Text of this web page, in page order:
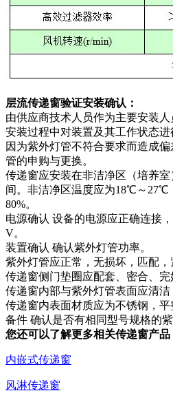
层流传递窗验证安装确认：
由供应商技术人员作为主要安装人
安装过程中对装置及其工作状态
因为紫外灯管不符合要求而造成
管的申购与更换。
传递窗应安装在非洁净区（培养
间。非洁净区温度应为18℃～27℃
80%。
电源确认 设备的电源应正确连接
V。
装置确认 确认紫外灯管功率。
紫外灯管应正常，无损坏，匹配，
传递窗侧门垫圈应配套、密合、完
传递窗内部与紫外灯管表面应清洁
传递窗内表面材质应为不锈钢，平
备件 确认是否有相同型号规格的紫
您还可以了解更多相关传递窗产品
内嵌式传递窗
风淋传递窗